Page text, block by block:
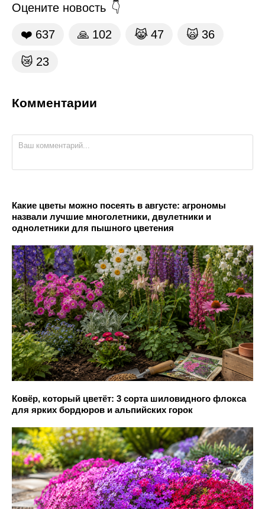
Оцените новость
❤️ 637 🙏 102 😹 47 🙀 36
😿 23
Комментарии
Какие цветы можно посеять в августе: агрономы
назвали лучшие многолетники, двулетники и
однолетники для пышного цветения
Ковёр, который цветёт: 3 сорта шиловидного флокса
для ярких бордюров и альпийских горок